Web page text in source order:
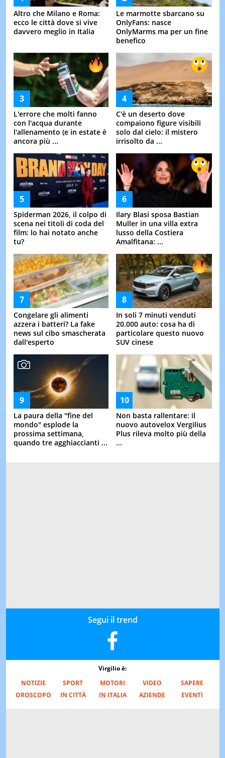
Altro che Milano e Roma:
ecco le città dove si vive
davvero meglio in Italia
Le marmotte sbarcano su
OnlyFans: nasce
OnlyMarms ma per un fine
benefico
L'errore che molti fanno
con l'acqua durante
l'allenamento (e in estate è
ancora più ...
C'è un deserto dove
compaiono figure visibili
solo dal cielo: il mistero
irrisolto da ...
Spiderman 2026, il colpo di
scena nei titoli di coda del
film: lo hai notato anche
tu?
Ilary Blasi sposa Bastian
Muller in una villa extra
lusso della Costiera
Amalfitana: ...
Congelare gli alimenti
azzera i batteri? La fake
news sul cibo smascherata
dall'esperto
In soli 7 minuti venduti
20.000 auto: cosa ha di
particolare questo nuovo
SUV cinese
La paura della "fine del
mondo" esplode la
prossima settimana,
quando tre agghiaccianti ...
Non basta rallentare: il
nuovo autovelox Vergilius
Plus rileva molto più della
...
Segui il trend
Virgilio è:
NOTIZIE
SPORT MOTORI VIDEO
SAPERE
OROSCOPO
IN CITTÀ IN ITALIA AZIENDE EVENTI